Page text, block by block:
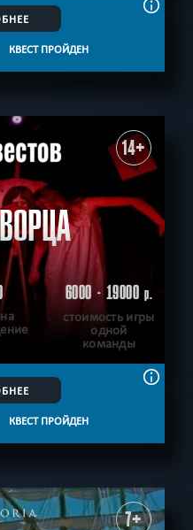
КВЕСТ ПРОЙДЕН
14+
6000 - 19000р.
стоимость игры
одной
команды
КВЕСТ ПРОЙДЕН
7+